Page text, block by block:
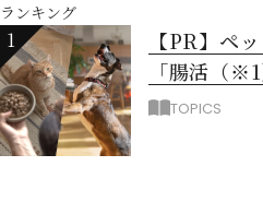
ランキング
1
【PR】ペ
「腸活（
注目！愛犬
TOPICS